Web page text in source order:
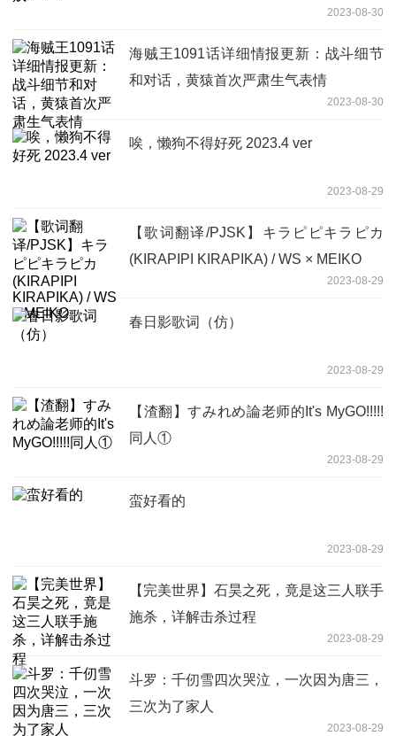
2023-08-30
海贼王1091话详细情报更新：战斗细节
和对话，黄猿首次严肃生气表情
2023-08-30
唉，懒狗不得好死 2023.4 ver
2023-08-29
【歌词翻译/PJSK】キラピピキラピカ
(KIRAPIPI KIRAPIKA) / WS × MEIKO
2023-08-29
春日影歌词（仿）
2023-08-29
【渣翻】すみれめ論老师的It's MyGO!!!!!
同人①
2023-08-29
蛮好看的
2023-08-29
【完美世界】石昊之死，竟是这三人联手
施杀，详解击杀过程
2023-08-29
斗罗：千仞雪四次哭泣，一次因为唐三，
三次为了家人
2023-08-29